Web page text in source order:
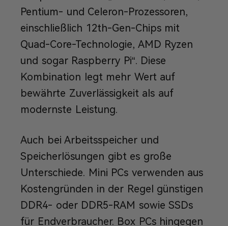
Pentium- und Celeron-Prozessoren,
einschließlich 12th-Gen-Chips mit
Quad-Core-Technologie, AMD Ryzen
und sogar Raspberry Pi“. Diese
Kombination legt mehr Wert auf
bewährte Zuverlässigkeit als auf
modernste Leistung.
Auch bei Arbeitsspeicher und
Speicherlösungen gibt es große
Unterschiede. Mini PCs verwenden aus
Kostengründen in der Regel günstigen
DDR4- oder DDR5-RAM sowie SSDs
für Endverbraucher. Box PCs hingegen